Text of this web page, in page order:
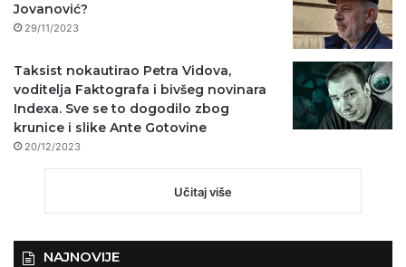
Jovanović?
29/11/2023
Taksist nokautirao Petra Vidova,
voditelja Faktografa i bivšeg novinara
Indexa. Sve se to dogodilo zbog
krunice i slike Ante Gotovine
20/12/2023
Učitaj više
NAJNOVIJE